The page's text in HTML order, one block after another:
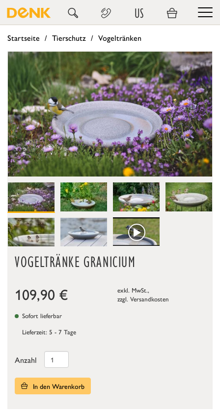
US
Startseite Tierschutz Vogeltränken
VOGELTRÄNKE GRANICIUM
109,90 €
exkl. MwSt.,
zzgl. Versandkosten
Sofort lieferbar
Lieferzeit: 5 - 7 Tage
Anzahl
In den Warenkorb